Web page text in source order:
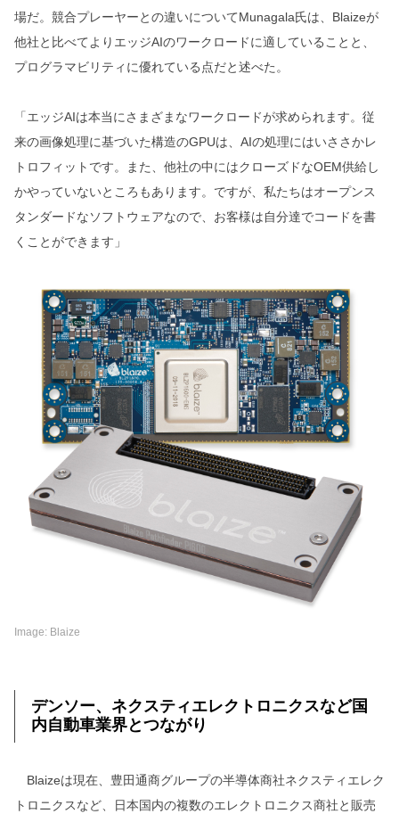
場だ。競合プレーヤーとの違いについてMunagala氏は、Blaizeが
他社と比べてよりエッジAIのワークロードに適していることと、
プログラマビリティに優れている点だと述べた。
「エッジAIは本当にさまざまなワークロードが求められます。従
来の画像処理に基づいた構造のGPUは、AIの処理にはいささかレ
トロフィットです。また、他社の中にはクローズドなOEM供給し
かやっていないところもあります。ですが、私たちはオープンス
タンダードなソフトウェアなので、お客様は自分達でコードを書
くことができます」
Image: Blaize
デンソー、ネクスティエレクトロニクスなど国
内自動車業界とつながり
Blaizeは現在、豊田通商グループの半導体商社ネクスティエレク
トロニクスなど、日本国内の複数のエレクトロニクス商社と販売